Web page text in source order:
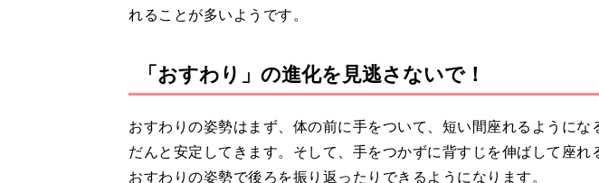
れることが多いようです。
「おすわり」の進化を見逃さないで！
おすわりの姿勢はまず、体の前に手をついて、短い間座れるようにな
だんと安定してきます。そして、手をつかずに背すじを伸ばして座れ
おすわりの姿勢で後ろを振り返ったりできるようになります。